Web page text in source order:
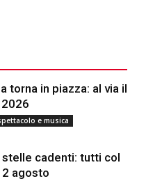
torna in piazza: al via il
e musica
cadenti: tutti col
agosto